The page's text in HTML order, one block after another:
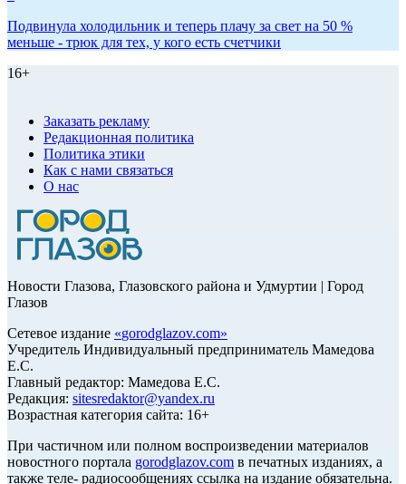
Подвинула холодильник и теперь плачу за свет на 50 %
меньше - трюк для тех, у кого есть счетчики
16+
Заказать рекламу
Редакционная политика
Политика этики
Как с нами связаться
О нас
Новости Глазова, Глазовского района и Удмуртии | Город
Глазов
Сетевое издание «gorodglazov.com»
Учредитель Индивидуальный предприниматель Мамедова
Е.С.
Главный редактор: Мамедова Е.С.
Редакция: sitesredaktor@yandex.ru
Возрастная категория сайта: 16+
При частичном или полном воспроизведении материалов
новостного портала gorodglazov.com в печатных изданиях, а
также теле- радиосообщениях ссылка на издание обязательна.